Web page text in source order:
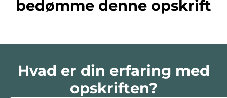
bedømme denne opskrift
Hvad er din erfaring med
opskriften?